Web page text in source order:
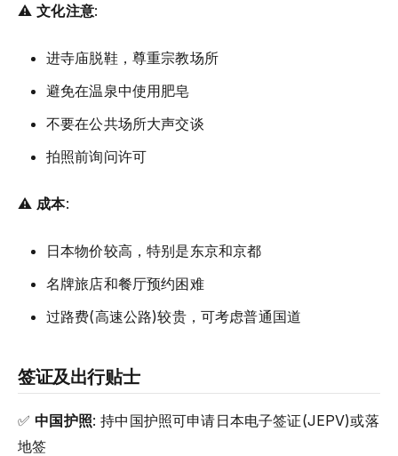
⚠️文化注意:
进寺庙脱鞋，尊重宗教场所
避免在温泉中使用肥皂
不要在公共场所大声交谈
拍照前询问许可
⚠️ 成本:
日本物价较高，特别是东京和京都
名牌旅店和餐厅预约困难
过路费(高速公路)较贵，可考虑普通国道
签证及出行贴士
✅中国护照: 持中国护照可申请日本电子签证(JEPV)或落
地签